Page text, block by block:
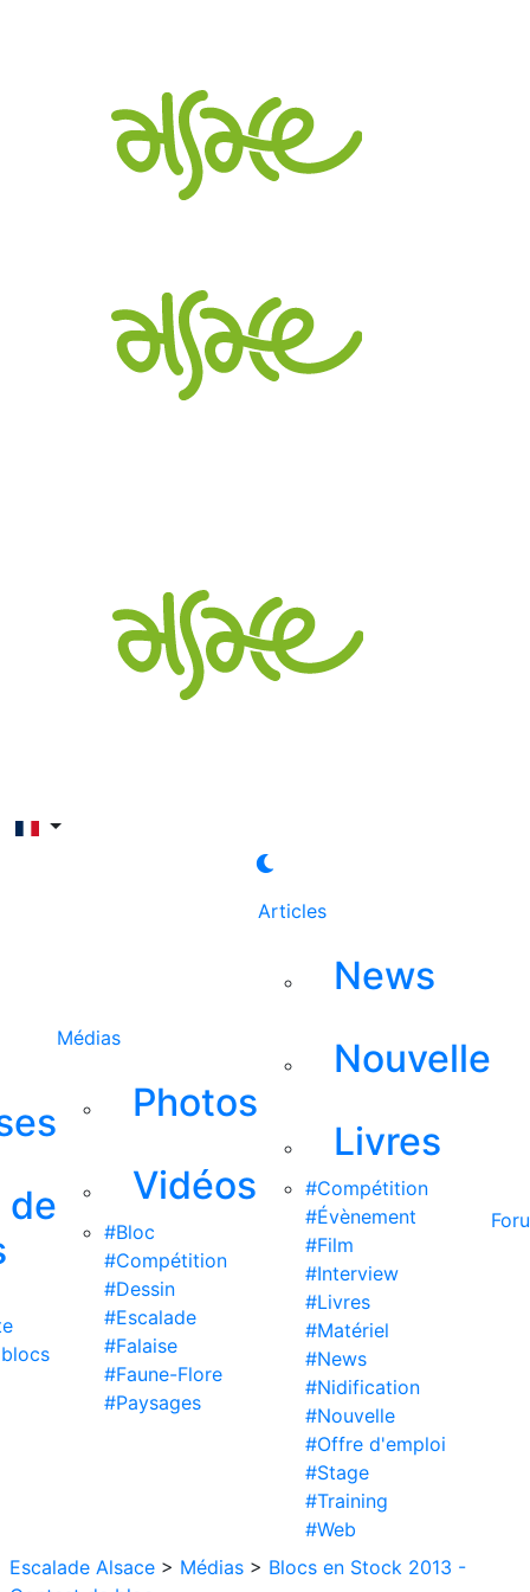
de
Médias
Photos
Vidéos
#Bloc
#Compétition
#Dessin
#Escalade
#Falaise
#Faune-Flore
#Paysages
Articles
News
Nouvelle
Livres
#Compétition
#Évènement
#Film
#Interview
#Livres
#Matériel
#News
#Nidification
#Nouvelle
#Offre d'emploi
#Stage
#Training
#Web
Escalade Alsace > Médias > Blocs en Stock 2013 -